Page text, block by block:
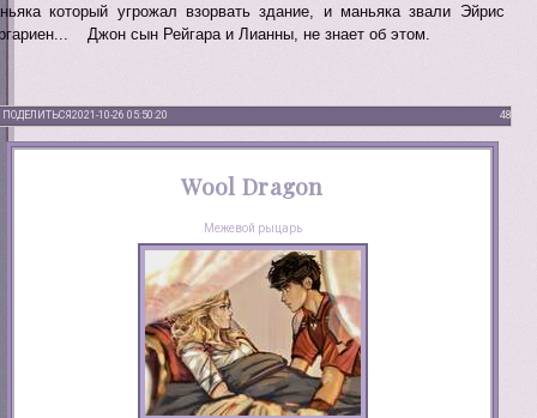
который угрожал взорвать здание, и маньяка звали Эйрис
Джон сын Рейгара и Лианны, не знает об этом.
ПОДЕЛИТЬСЯ 48
2021-10-26 05:50:20
Wool Dragon
Межевой рыцарь